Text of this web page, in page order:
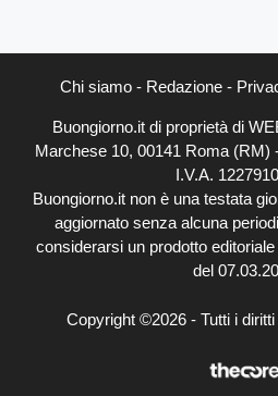
Chi siamo- Redazione-
Buongiorno.it di proprietà di
Marchese 10, 00141 Roma (RM)
I.V.A.
Buongiorno.it non è una testata
aggiornato senza alcuna
considerarsi un prodotto
del
Copyright ©2026 - Tutti i